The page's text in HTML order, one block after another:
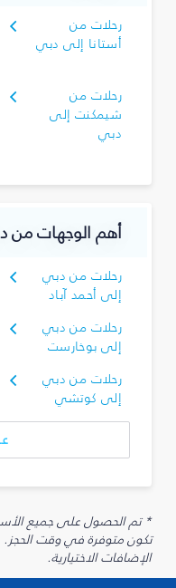
رحلات من
أستانا إلى دبي
رحلات من
شيمكنت إلى
دبي
أهم الوجهات من
رحلات من دبي
إلى أحمد آباد
رحلات من دبي
إلى بوخارست
رحلات من دبي
إلى كوتشي
تكون متوفرة في وقت
الإضافات الاختيارية.